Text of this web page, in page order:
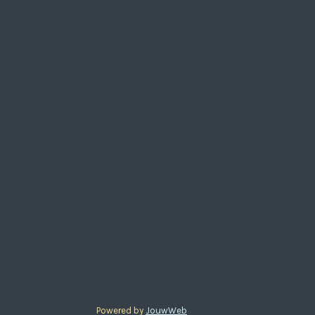
Powered by JouwWeb